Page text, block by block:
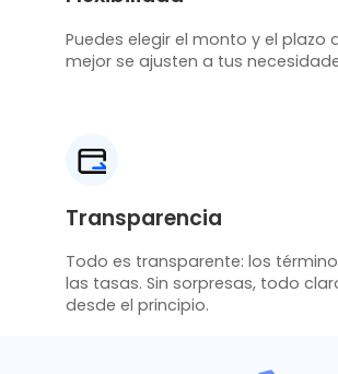
Puedes elegir el monto y el plazo
mejor se ajusten a tus
Transparencia
Todo es transparente: los
las tasas. Sin sorpresas, todo
desde el principio.